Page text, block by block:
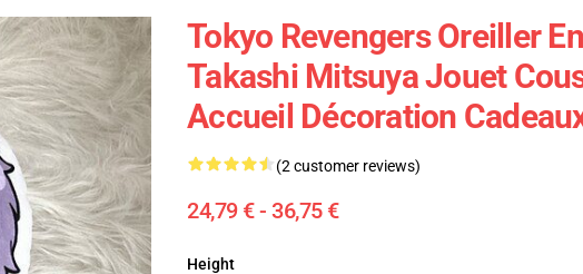
Tokyo Revengers Oreiller
Takashi Mitsuya Jouet
Accueil Décoration
(2 customer reviews)
24,79 € - 36,75 €
Height